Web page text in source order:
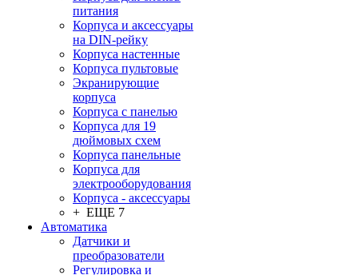
питания
Корпуса и аксессуары
на DIN-рейку
Корпуса настенные
Корпуса пультовые
Экранирующие
корпуса
Корпуса с панелью
Корпуса для 19
дюймовых схем
Корпуса панельные
Корпуса для
электрооборудования
Корпуса - аксессуары
+ ЕЩЕ 7
Автоматика
Датчики и
преобразователи
Регулировка и